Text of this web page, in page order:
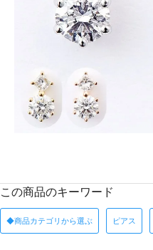
この商品のキーワード
◆商品カテゴリから選ぶ ピアス